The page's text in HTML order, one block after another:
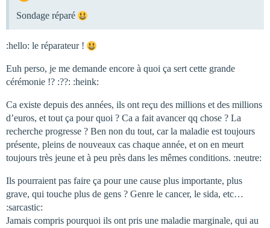
Sondage réparé
:hello: le réparateur !
Euh perso, je me demande encore à quoi ça sert cette grande
cérémonie !? :??: :heink:
Ca existe depuis des années, ils ont reçu des millions et des millions
d’euros, et tout ça pour quoi ? Ca a fait avancer qq chose ? La
recherche progresse ? Ben non du tout, car la maladie est toujours
présente, pleins de nouveaux cas chaque année, et on en meurt
toujours très jeune et à peu près dans les mêmes conditions. :neutre:
Ils pourraient pas faire ça pour une cause plus importante, plus
grave, qui touche plus de gens ? Genre le cancer, le sida, etc…
:sarcastic:
Jamais compris pourquoi ils ont pris une maladie marginale, qui au